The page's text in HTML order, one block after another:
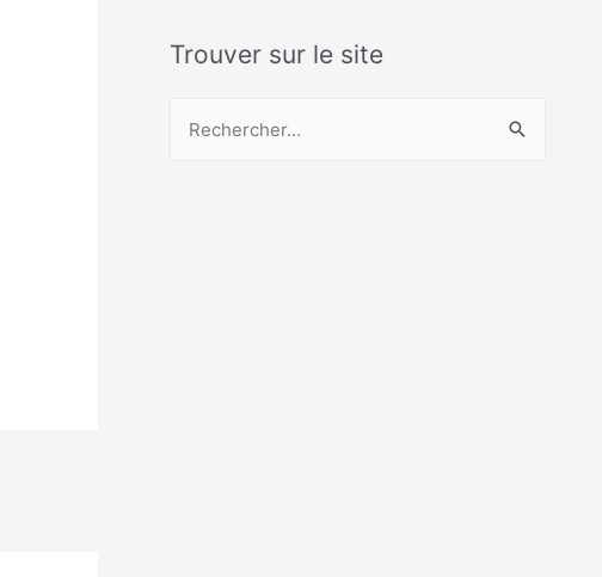
Trouver sur le site